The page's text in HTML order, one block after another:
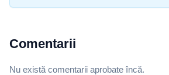
Comentarii
Nu există comentarii aprobate încă.